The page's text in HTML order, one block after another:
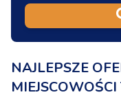
NAJLEPSZE